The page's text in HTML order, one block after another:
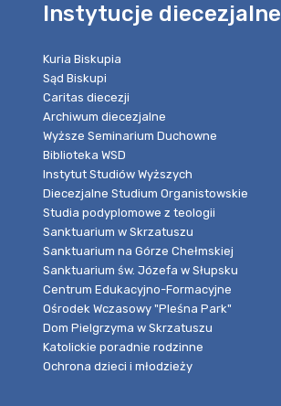
Instytucje diecezjalne
Kuria Biskupia
Sąd Biskupi
Caritas diecezji
Archiwum diecezjalne
Wyższe Seminarium Duchowne
Biblioteka WSD
Instytut Studiów Wyższych
Diecezjalne Studium Organistowskie
Studia podyplomowe z teologii
Sanktuarium w Skrzatuszu
Sanktuarium na Górze Chełmskiej
Sanktuarium św. Józefa w Słupsku
Centrum Edukacyjno-Formacyjne
Ośrodek Wczasowy "Pleśna Park"
Dom Pielgrzyma w Skrzatuszu
Katolickie poradnie rodzinne
Ochrona dzieci i młodzieży